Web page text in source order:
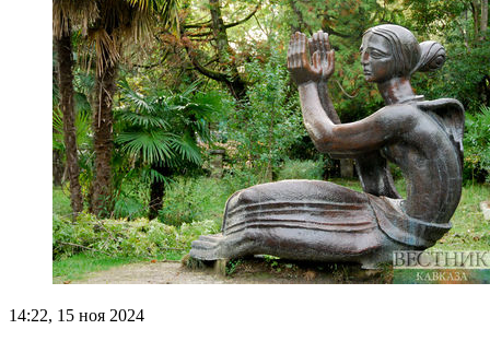
14:22, 15 ноя 2024